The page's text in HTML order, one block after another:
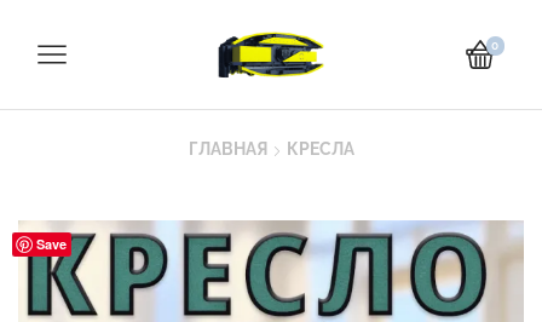
0
ГЛАВНАЯ КРЕСЛА
Save